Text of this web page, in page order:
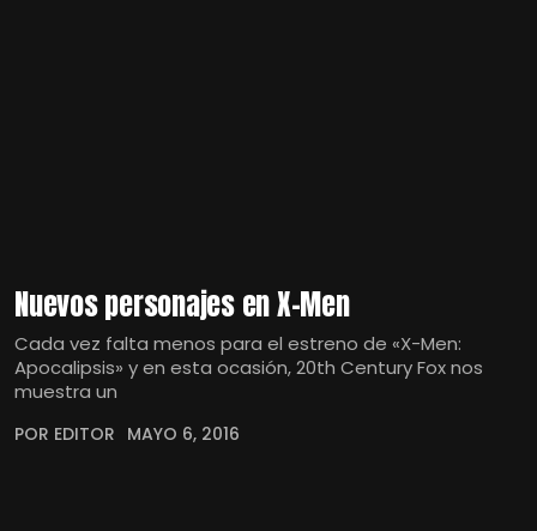
Nuevos personajes en X-Men
Cada vez falta menos para el estreno de «X-Men:
Apocalipsis» y en esta ocasión, 20th Century Fox nos
muestra un
POR EDITOR MAYO 6, 2016